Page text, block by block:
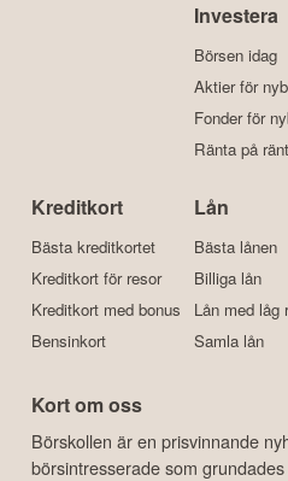
Investera
Börsen idag
Aktier för
Fonder för
Ränta på
Kreditkort
Bästa kreditkortet
Kreditkort för resor
Kreditkort med bonus
Bensinkort
Lån
Bästa lånen
Billiga lån
Lån med låg
Samla lån
Kort om oss
Börskollen är en prisvinnande
börsintresserade som